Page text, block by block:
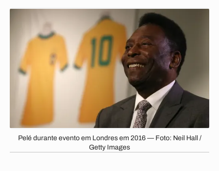
Pelé durante evento em Londres em 2016 — Foto: Neil Hall /
Getty Images